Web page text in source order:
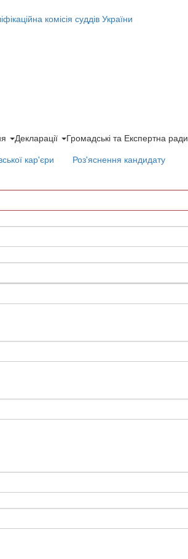
Декларації Громадські та Експертна ради
кар'єри Роз'яснення кандидату